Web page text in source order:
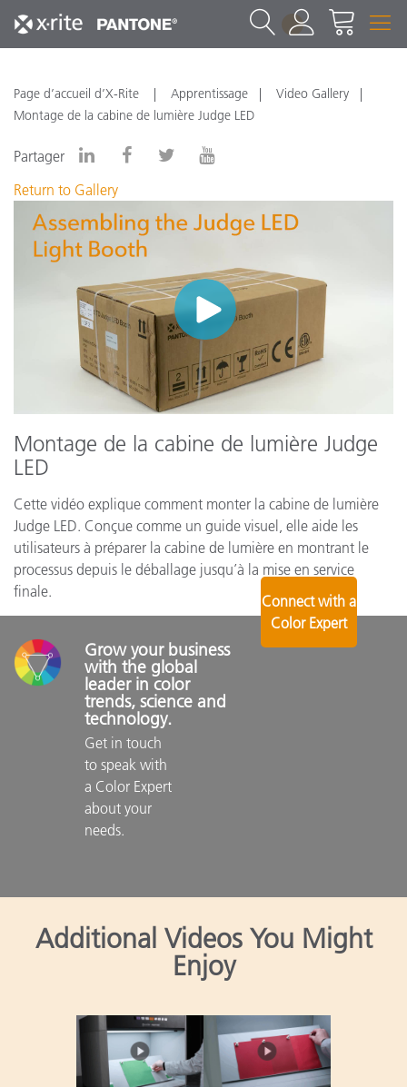
1
Page d’accueil d’X-Rite Apprentissage
Video Gallery
Montage de la cabine de lumière Judge LED
Partager
Return to Gallery
Montage de la cabine de lumière Judge
LED
Cette vidéo explique comment monter la cabine de lumière
Judge LED. Conçue comme un guide visuel, elle aide les
utilisateurs à préparer la cabine de lumière en montrant le
processus depuis le déballage jusqu’à la mise en service
finale.
Grow your business
with the global
leader in color
trends, science and
technology.
Get in touch
to speak with
a Color Expert
about your
needs.
Connect with a
Color Expert
Additional Videos You Might
Enjoy